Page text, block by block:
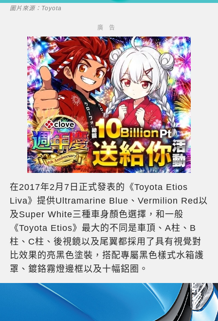
圖片來源：Toyota
在2017年2月7日正式發表的《Toyota Etios
Liva》提供Ultramarine Blue、Vermilion Red以
及Super White三種車身顏色選擇，和一般
《Toyota Etios》最大的不同是車頂、A柱、B
柱、C柱、後視鏡以及尾翼都採用了具有視覺對
比效果的亮黑色塗裝，搭配專屬黑色樣式水箱護
罩、鍍鉻霧燈邊框以及十幅鋁圈。